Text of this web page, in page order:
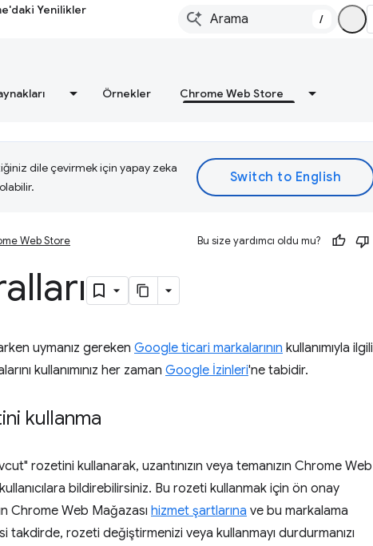
Yenilikler
/
Örnekler Chrome Web Store
dile çevirmek için yapay zeka
Web Store Bu size yardımcı oldu mu?
uymanız gereken Google ticari markalarının kullanımıyla ilgili
kullanımınız her zaman Google İzinleri'ne tabidir.
kullanma
rozetini kullanarak, uzantınızın veya temanızın Chrome Web
bildirebilirsiniz. Bu rozeti kullanmak için ön onay
Chrome Web Mağazası hizmet şartlarına ve bu markalama
takdirde, rozeti değiştirmenizi veya kullanmayı durdurmanızı